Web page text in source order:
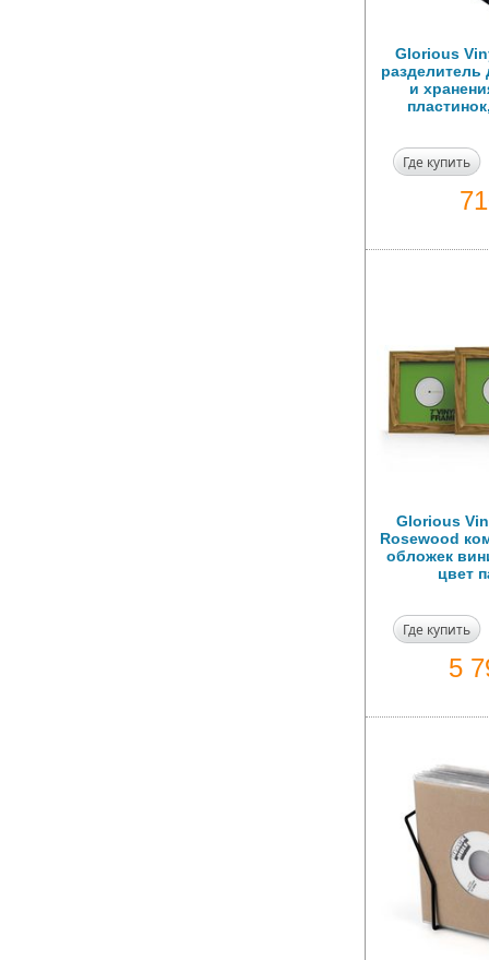
Glorious
разделитель
и
Где купить
Glorious
Rosewood
обложек
цвет
Где купить
5